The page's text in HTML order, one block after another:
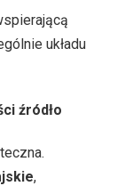
układu
źródło
,